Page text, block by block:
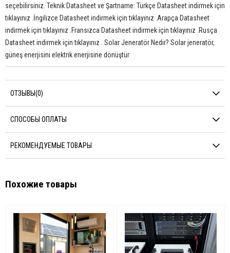
seçebilirsiniz. Teknik Datasheet ve Şartname: Türkçe Datasheet indirmek için
tıklayınız .İngilizce Datasheet indirmek için tıklayınız .Arapça Datasheet
indirmek için tıklayınız .Fransızca Datasheet indirmek için tıklayınız .Rusça
Datasheet indirmek için tıklayınız . Solar Jeneratör Nedir? Solar jeneratör,
güneş enerjisini elektrik enerjisine dönüştür
ОТЗЫВЫ(0)
СПОСОБЫ ОПЛАТЫ
РЕКОМЕНДУЕМЫЕ ТОВАРЫ
Похожие товары